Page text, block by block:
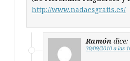
http://www.nadaesgratis.es/
Ramón dice:
30/09/2010 a las